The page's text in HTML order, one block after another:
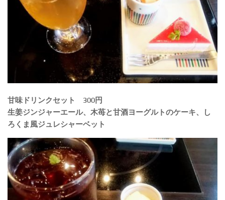
甘味ドリンクセット 300円
生姜ジンジャーエール、木苺と甘酒ヨーグルトのケーキ、し
ろくま風ジュレシャーベット